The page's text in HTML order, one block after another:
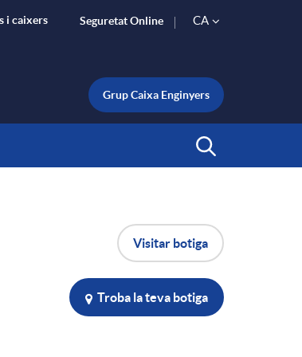
i caixers Seguretat Online
e
c
t
CA
Grup Caixa Enginyers
Visitar botiga
Troba la teva botiga